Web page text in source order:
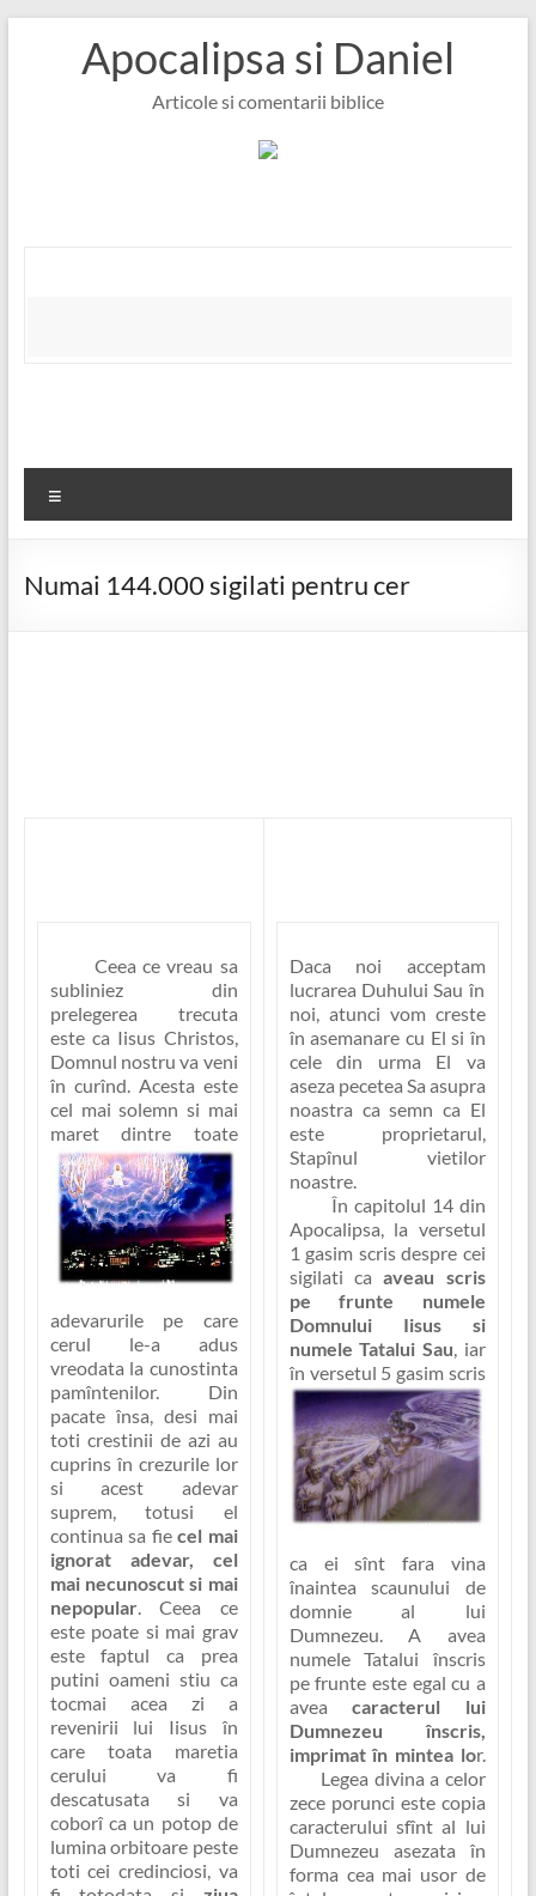
Apocalipsa si Daniel
Articole si comentarii biblice
Numai 144.000 sigilati pentru cer
Ceea ce vreau sa
subliniez din
prelegerea trecuta
este ca Iisus Christos,
Domnul nostru va veni
în curînd. Acesta este
cel mai solemn si mai
maretdintre toate
adevarurile pe care
cerul le-a adus
vreodata la cunostinta
pamîntenilor. Din
pacate însa, desi mai
toti crestinii de azi au
cuprins în crezurile lor
si acest adevar
suprem, totusi el
continua sa fiecel mai
ignorat adevar, cel
mai necunoscut si mai
nepopular. Ceea ce
este poate si mai grav
este faptul ca prea
putini oameni stiu ca
tocmai acea zi a
revenirii lui Iisus în
care toata maretia
cerului va fi
descatusata si va
coborî ca un potop de
lumina orbitoare peste
toti cei credinciosi, va
Daca noi acceptam
lucrarea Duhului Sau în
noi, atunci vom creste
în asemanare cu El si în
cele din urma El va
aseza pecetea Sa asupra
noastra ca semn ca El
este proprietarul,
Stapînul vietilor
noastre.
În capitolul 14 din
Apocalipsa, la versetul
1 gasim scris despre cei
sigilati caaveau scris
pe frunte numele
Domnului Iisus si
numele Tatalui Sau, iar
în versetul 5 gasim scris
ca ei sînt fara vina
înaintea scaunului de
domnie al lui
Dumnezeu. A avea
numele Tatalui înscris
pe frunte este egal cu a
aveacaracterul lui
Dumnezeu înscris,
imprimat în mintea lor.
Legea divina a celor
zece porunci este copia
caracterului sfînt al lui
Dumnezeu asezata în
forma cea mai usor de